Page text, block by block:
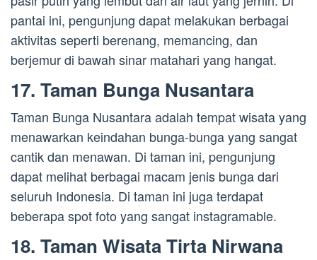
pantai ini, pengunjung dapat melakukan berbagai
aktivitas seperti berenang, memancing, dan
berjemur di bawah sinar matahari yang hangat.
17. Taman Bunga Nusantara
Taman Bunga Nusantara adalah tempat wisata yang
menawarkan keindahan bunga-bunga yang sangat
cantik dan menawan. Di taman ini, pengunjung
dapat melihat berbagai macam jenis bunga dari
seluruh Indonesia. Di taman ini juga terdapat
beberapa spot foto yang sangat instagramable.
18. Taman Wisata Tirta Nirwana